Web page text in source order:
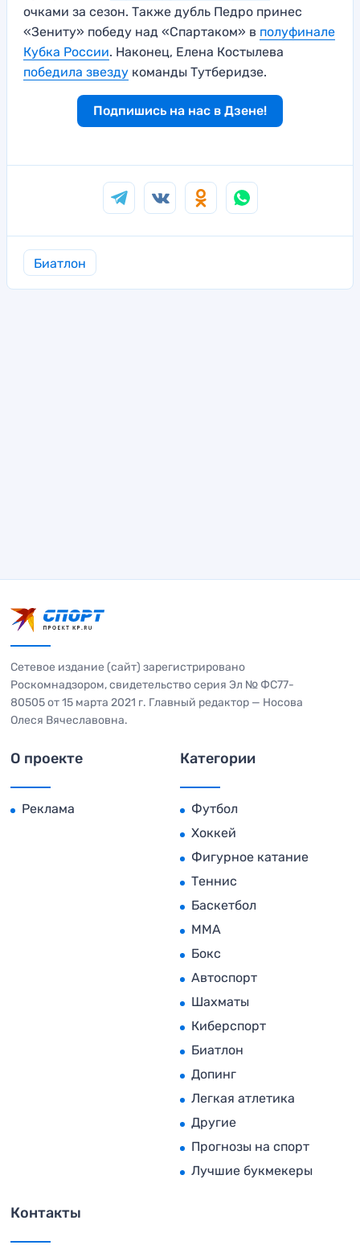
очками за сезон. Также дубль Педро принес
«Зениту» победу над «Спартаком» в полуфинале
Кубка России. Наконец, Елена Костылева
победила звезду команды Тутберидзе.
Подпишись на нас в Дзене!
Биатлон
Сетевое издание (сайт) зарегистрировано
Роскомнадзором, свидетельство серия Эл № ФС77-
80505 от 15 марта 2021 г. Главный редактор — Носова
Олеся Вячеславовна.
О проекте
Реклама
Категории
Футбол
Хоккей
Фигурное катание
Теннис
Баскетбол
MMA
Бокс
Автоспорт
Шахматы
Киберспорт
Биатлон
Допинг
Легкая атлетика
Другие
Прогнозы на спорт
Лучшие букмекеры
Контакты